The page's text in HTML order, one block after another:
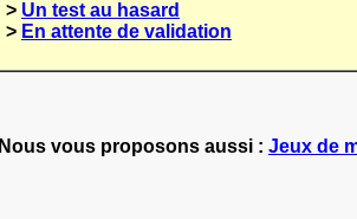
> Un test au hasard
> En attente de validation
Nous vous proposons aussi : Jeux de